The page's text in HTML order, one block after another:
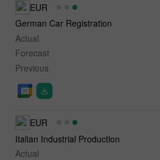
EUR
German Car Registration
Actual
Forecast
Previous
EUR
Italian Industrial Production
Actual